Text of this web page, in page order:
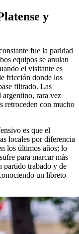
y
fue la paridad
equipos se anulan
el visitante es
fricción donde los
filtrado. Las
argentino, rara vez
retroceden con mucho
es que el
locales por diferencia
los últimos años; lo
para marcar más
partido trabado y de
un libreto